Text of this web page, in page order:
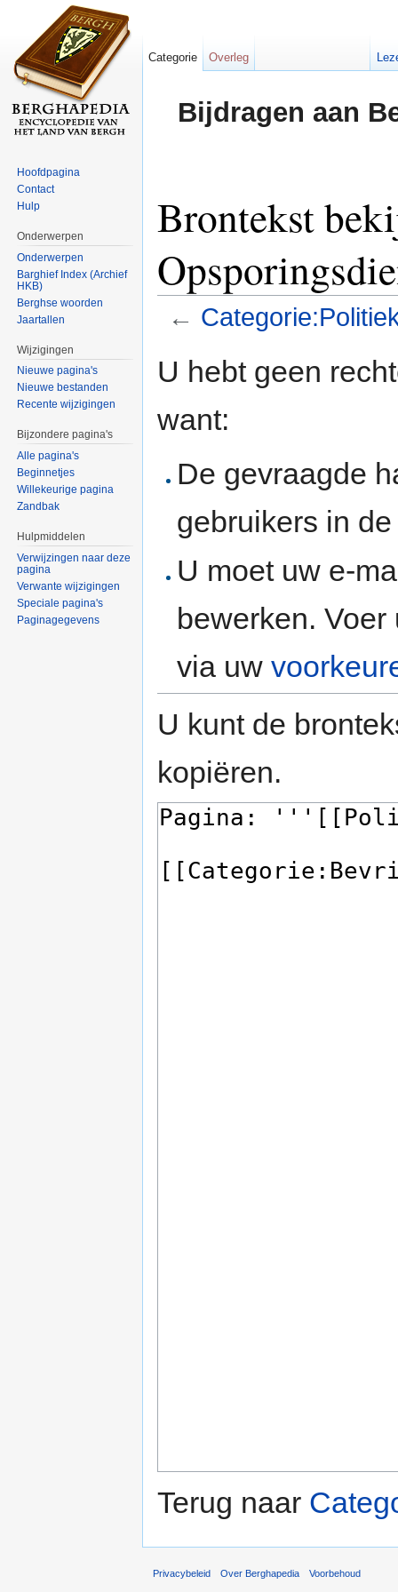
Bijdragen aan
Brontekst
←
U hebt geen
want:
De gevraagde
gebruikers in
U moet uw e-
bewerken.
via uw
U kunt de
kopiëren.
Terug naar
Categorie Overleg
Hoofdpagina
Contact
Hulp
Onderwerpen
Onderwerpen
Barghief Index (Archief
HKB)
Berghse woorden
Jaartallen
Wijzigingen
Nieuwe pagina's
Nieuwe bestanden
Recente wijzigingen
Bijzondere pagina's
Alle pagina's
Beginnetjes
Willekeurige pagina
Zandbak
Hulpmiddelen
Verwijzingen naar deze
pagina
Verwante wijzigingen
Speciale pagina's
Paginagegevens
Privacybeleid Over Berghapedia Voorbehoud